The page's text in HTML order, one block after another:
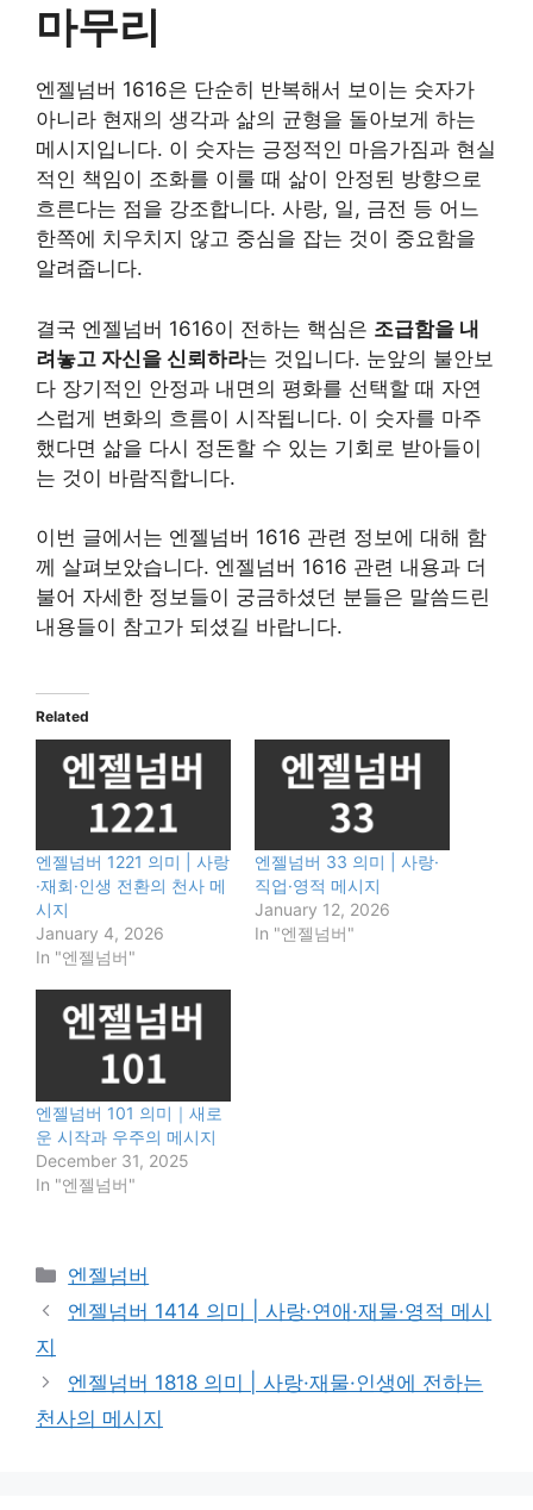
마무리
엔젤넘버 1616은 단순히 반복해서 보이는 숫자가
아니라 현재의 생각과 삶의 균형을 돌아보게 하는
메시지입니다. 이 숫자는 긍정적인 마음가짐과 현실
적인 책임이 조화를 이룰 때 삶이 안정된 방향으로
흐른다는 점을 강조합니다. 사랑, 일, 금전 등 어느
한쪽에 치우치지 않고 중심을 잡는 것이 중요함을
알려줍니다.
결국 엔젤넘버 1616이 전하는 핵심은 조급함을 내
려놓고 자신을 신뢰하라는 것입니다. 눈앞의 불안보
다 장기적인 안정과 내면의 평화를 선택할 때 자연
스럽게 변화의 흐름이 시작됩니다. 이 숫자를 마주
했다면 삶을 다시 정돈할 수 있는 기회로 받아들이
는 것이 바람직합니다.
이번 글에서는 엔젤넘버 1616 관련 정보에 대해 함
께 살펴보았습니다. 엔젤넘버 1616 관련 내용과 더
불어 자세한 정보들이 궁금하셨던 분들은 말씀드린
내용들이 참고가 되셨길 바랍니다.
Related
엔젤넘버 1221 의미 | 사랑
·재회·인생 전환의 천사 메
시지
January 4, 2026
In "엔젤넘버"
엔젤넘버 33 의미 | 사랑·
직업·영적 메시지
January 12, 2026
In "엔젤넘버"
엔젤넘버 101 의미｜새로
운 시작과 우주의 메시지
December 31, 2025
In "엔젤넘버"
Categories
엔젤넘버
엔젤넘버 1414 의미 | 사랑·연애·재물·영적 메시
지
엔젤넘버 1818 의미 | 사랑·재물·인생에 전하는
천사의 메시지